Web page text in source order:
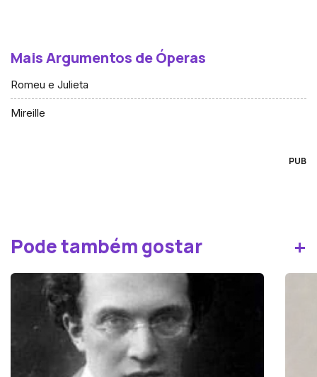
Mais Argumentos de Óperas
Romeu e Julieta
Mireille
PUB
Pode também gostar +